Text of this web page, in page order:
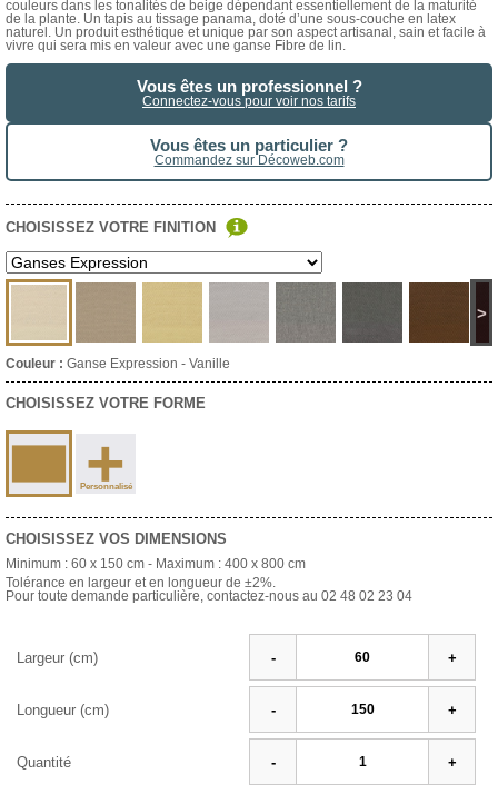
couleurs dans les tonalités de beige dépendant essentiellement de la maturité
de la plante. Un tapis au tissage panama, doté d’une sous-couche en latex
naturel. Un produit esthétique et unique par son aspect artisanal, sain et facile à
vivre qui sera mis en valeur avec une ganse Fibre de lin.
Vous êtes un professionnel ?
Connectez-vous pour voir nos tarifs
Vous êtes un particulier ?
Commandez sur Décoweb.com
CHOISISSEZ VOTRE FINITION
>
Couleur : Ganse Expression - Vanille
CHOISISSEZ VOTRE FORME
+
Personnalisé
CHOISISSEZ VOS DIMENSIONS
Minimum : 60 x 150 cm - Maximum : 400 x 800 cm
Tolérance en largeur et en longueur de ±2%.
Pour toute demande particulière, contactez-nous au 02 48 02 23 04
Largeur (cm) - +
Longueur (cm) - +
Quantité - +